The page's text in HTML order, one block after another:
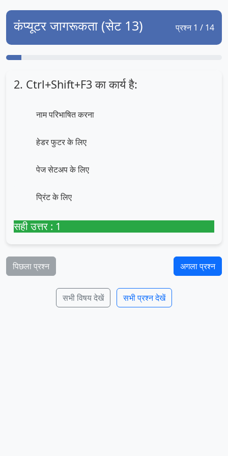
कंप्यूटर जागरूकता (सेट 13) प्रश्न 1 / 14
2. Ctrl+Shift+F3 का कार्य है:
नाम परिभाषित करना
हेडर फुटर के लिए
पेज सेटअप के लिए
प्रिंट के लिए
सही उत्तर : 1
पिछला प्रश्न अगला प्रश्न
सभी विषय देखें सभी प्रश्न देखें